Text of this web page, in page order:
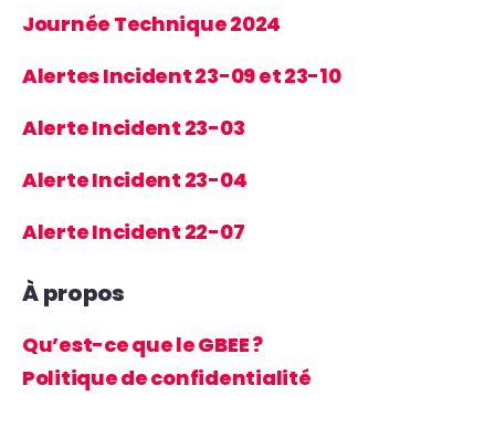
Journée Technique 2024
Alertes Incident 23-09 et 23-10
Alerte Incident 23-03
Alerte Incident 23-04
Alerte Incident 22-07
À propos
Qu’est-ce que le GBEE ?
Politique de confidentialité